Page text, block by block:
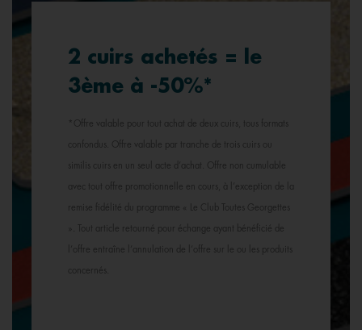
2 cuirs achetés = le
3ème à -50%*
*Offre valable pour tout achat de deux cuirs, tous formats
confondus. Offre valable par tranche de trois cuirs ou
similis cuirs en un seul acte d’achat. Offre non cumulable
avec tout offre promotionnelle en cours, à l’exception de la
remise fidélité du programme « Le Club Toutes Georgettes
». Tout article retourné pour échange ayant bénéficié de
l’offre entraîne l’annulation de l’offre sur le ou les produits
concernés.